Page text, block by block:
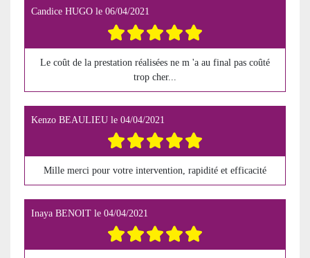
Candice HUGO le 06/04/2021
Le coût de la prestation réalisées ne m 'a au final pas coûté
trop cher...
Kenzo BEAULIEU le 04/04/2021
Mille merci pour votre intervention, rapidité et efficacité
Inaya BENOIT le 04/04/2021